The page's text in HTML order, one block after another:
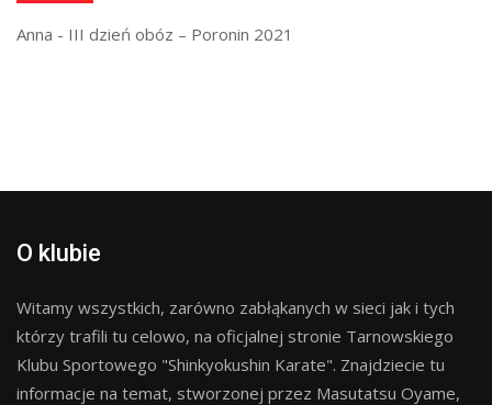
Anna - III dzień obóz – Poronin 2021
O klubie
Witamy wszystkich, zarówno zabłąkanych w sieci jak i tych
którzy trafili tu celowo, na oficjalnej stronie Tarnowskiego
Klubu Sportowego "Shinkyokushin Karate". Znajdziecie tu
informacje na temat, stworzonej przez Masutatsu Oyame,